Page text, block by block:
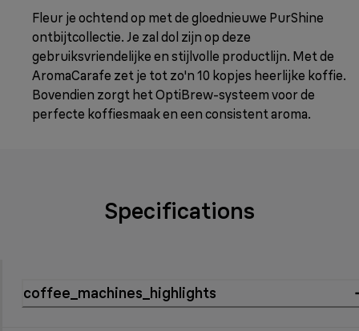
Fleur je ochtend op met de gloednieuwe PurShine
ontbijtcollectie. Je zal dol zijn op deze
gebruiksvriendelijke en stijlvolle productlijn. Met de
AromaCarafe zet je tot zo'n 10 kopjes heerlijke koffie.
Bovendien zorgt het OptiBrew-systeem voor de
perfecte koffiesmaak en een consistent aroma.
Specifications
coffee_machines_highlights